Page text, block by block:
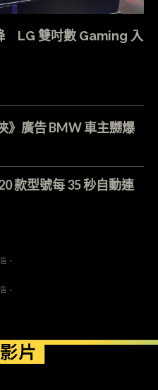
LG 雙吋數 Gaming 入
》廣告 BMW 車主嬲爆
款型號每 35 秒自動連
-
-
片